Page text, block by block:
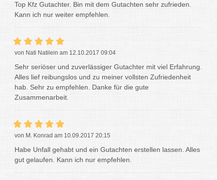
Top Kfz Gutachter. Bin mit dem Gutachten sehr zufrieden.
Kann ich nur weiter empfehlen.
von Nati Natilein am 12.10.2017 09:04
Sehr seriöser und zuverlässiger Gutachter mit viel Erfahrung.
Alles lief reibungslos und zu meiner vollsten Zufriedenheit
hab. Sehr zu empfehlen. Danke für die gute
Zusammenarbeit.
von M. Konrad am 10.09.2017 20:15
Habe Unfall gehabt und ein Gutachten erstellen lassen. Alles
gut gelaufen. Kann ich nur empfehlen.